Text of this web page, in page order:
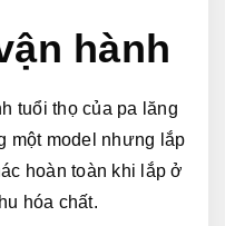
hành
tuổi thọ của pa lăng
một model nhưng lắp
hoàn toàn khi lắp ở
hóa chất.